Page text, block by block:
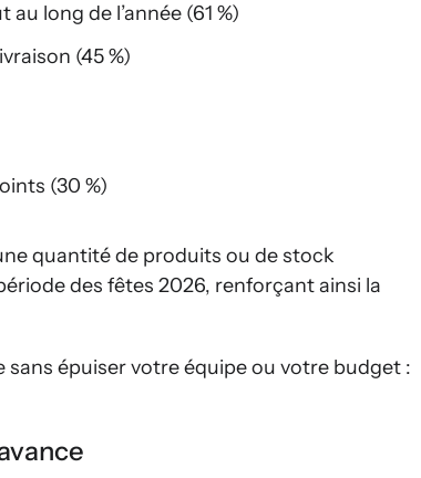
long de l’année (61 %)
(45 %)
(30 %)
quantité de produits ou de stock
des fêtes 2026, renforçant ainsi la
épuiser votre équipe ou votre budget :